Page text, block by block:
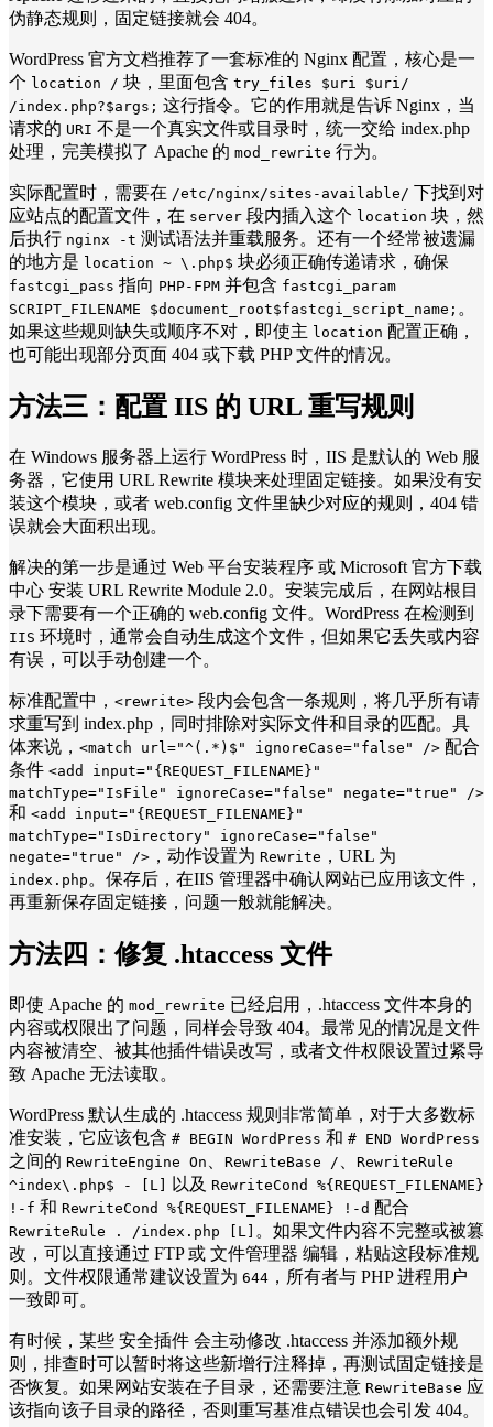
伪静态规则，固定链接就会 404。
WordPress 官方文档推荐了一套标准的 Nginx 配置，核心是一
个 location / 块，里面包含 try_files $uri $uri/
/index.php?$args; 这行指令。它的作用就是告诉 Nginx，当
请求的 URI 不是一个真实文件或目录时，统一交给 index.php
处理，完美模拟了 Apache 的 mod_rewrite 行为。
实际配置时，需要在 /etc/nginx/sites-available/ 下找到对
应站点的配置文件，在 server 段内插入这个 location 块，然
后执行 nginx -t 测试语法并重载服务。还有一个经常被遗漏
的地方是 location ~ \.php$ 块必须正确传递请求，确保
fastcgi_pass 指向 PHP-FPM 并包含 fastcgi_param
SCRIPT_FILENAME $document_root$fastcgi_script_name; 。
如果这些规则缺失或顺序不对，即使主 location 配置正确，
也可能出现部分页面 404 或下载 PHP 文件的情况。
方法三： 配置 IIS 的 URL 重写规则
在 Windows 服务器上运行 WordPress 时，IIS 是默认的 Web 服
务器，它使用 URL Rewrite 模块来处理固定链接。如果没有安
装这个模块，或者 web.config 文件里缺少对应的规则，404 错
误就会大面积出现。
解决的第一步是通过 Web 平台安装程序 或 Microsoft 官方下载
中心 安装 URL Rewrite Module 2.0。安装完成后，在网站根目
录下需要有一个正确的 web.config 文件。WordPress 在检测到
IIS 环境时，通常会自动生成这个文件，但如果它丢失或内容
有误，可以手动创建一个。
标准配置中， <rewrite> 段内会包含一条规则，将几乎所有请
求重写到 index.php，同时排除对实际文件和目录的匹配。具
体来说， <match url="^(.*)$" ignoreCase="false" /> 配合
条件 <add input="{REQUEST_FILENAME}"
matchType="IsFile" ignoreCase="false" negate="true" />
和 <add input="{REQUEST_FILENAME}"
matchType="IsDirectory" ignoreCase="false"
negate="true" /> ，动作设置为 Rewrite ，URL 为
index.php 。保存后，在IIS 管理器中确认网站已应用该文件，
再重新保存固定链接，问题一般就能解决。
方法四：修复 .htaccess 文件
即使 Apache 的 mod_rewrite 已经启用，.htaccess 文件本身的
内容或权限出了问题，同样会导致 404。最常见的情况是文件
内容被清空、被其他插件错误改写，或者文件权限设置过紧导
致 Apache 无法读取。
WordPress 默认生成的 .htaccess 规则非常简单，对于大多数标
准安装，它应该包含 # BEGIN WordPress 和 # END WordPress
之间的 RewriteEngine On RewriteBase /
RewriteRule
^index\.php$ - [L]
以及 RewriteCond %{REQUEST_FILENAME}
!-f 和 RewriteCond %{REQUEST_FILENAME} !-d 配合
RewriteRule . /index.php [L]
。如果文件内容不完整或被篡
改，可以直接通过 FTP 或 文件管理器 编辑，粘贴这段标准规
则。文件权限通常建议设置为 644 ，所有者与 PHP 进程用户
一致即可。
有时候，某些 安全插件 会主动修改 .htaccess 并添加额外规
则，排查时可以暂时将这些新增行注释掉，再测试固定链接是
否恢复。如果网站安装在子目录，还需要注意 RewriteBase 应
该指向该子目录的路径，否则重写基准点错误也会引发 404。